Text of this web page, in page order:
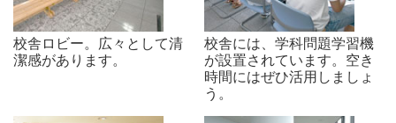
校舎ロビー。広々として清
潔感があります。
校舎には、学科問題学習機
が設置されています。空き
時間にはぜひ活用しましょ
う。